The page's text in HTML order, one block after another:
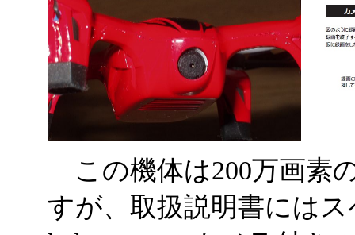
この機体は200万画素
すが、取扱説明書には